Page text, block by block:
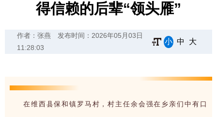
得信赖的后辈“领头雁”
作者：张燕
发布时间：2026年05月03日
11:28:03
小 中 大
在维西县保和镇罗马村，村主任余会强在乡亲们中有口